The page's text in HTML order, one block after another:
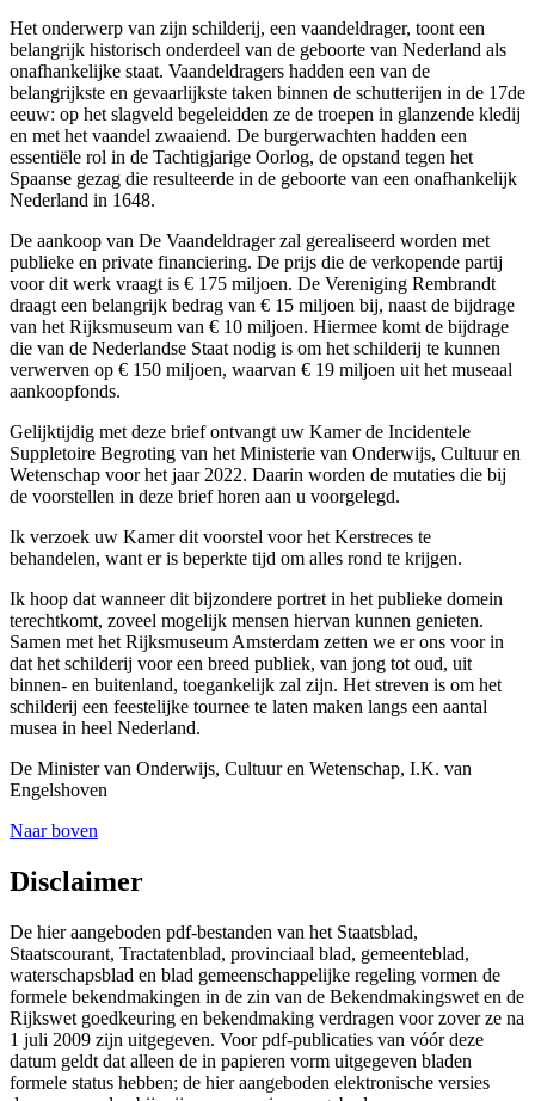
Het onderwerp van zijn schilderij, een vaandeldrager, toont een
belangrijk historisch onderdeel van de geboorte van Nederland als
onafhankelijke staat. Vaandeldragers hadden een van de
belangrijkste en gevaarlijkste taken binnen de schutterijen in de 17de
eeuw: op het slagveld begeleidden ze de troepen in glanzende kledij
en met het vaandel zwaaiend. De burgerwachten hadden een
essentiële rol in de Tachtigjarige Oorlog, de opstand tegen het
Spaanse gezag die resulteerde in de geboorte van een onafhankelijk
Nederland in 1648.
De aankoop van De Vaandeldrager zal gerealiseerd worden met
publieke en private financiering. De prijs die de verkopende partij
voor dit werk vraagt is € 175 miljoen. De Vereniging Rembrandt
draagt een belangrijk bedrag van € 15 miljoen bij, naast de bijdrage
van het Rijksmuseum van € 10 miljoen. Hiermee komt de bijdrage
die van de Nederlandse Staat nodig is om het schilderij te kunnen
verwerven op € 150 miljoen, waarvan € 19 miljoen uit het museaal
aankoopfonds.
Gelijktijdig met deze brief ontvangt uw Kamer de Incidentele
Suppletoire Begroting van het Ministerie van Onderwijs, Cultuur en
Wetenschap voor het jaar 2022. Daarin worden de mutaties die bij
de voorstellen in deze brief horen aan u voorgelegd.
Ik verzoek uw Kamer dit voorstel voor het Kerstreces te
behandelen, want er is beperkte tijd om alles rond te krijgen.
Ik hoop dat wanneer dit bijzondere portret in het publieke domein
terechtkomt, zoveel mogelijk mensen hiervan kunnen genieten.
Samen met het Rijksmuseum Amsterdam zetten we er ons voor in
dat het schilderij voor een breed publiek, van jong tot oud, uit
binnen- en buitenland, toegankelijk zal zijn. Het streven is om het
schilderij een feestelijke tournee te laten maken langs een aantal
musea in heel Nederland.
De Minister van Onderwijs, Cultuur en Wetenschap, I.K. van
Engelshoven
Naar boven
Disclaimer
De hier aangeboden pdf-bestanden van het Staatsblad,
Staatscourant, Tractatenblad, provinciaal blad, gemeenteblad,
waterschapsblad en blad gemeenschappelijke regeling vormen de
formele bekendmakingen in de zin van de Bekendmakingswet en de
Rijkswet goedkeuring en bekendmaking verdragen voor zover ze na
1 juli 2009 zijn uitgegeven. Voor pdf-publicaties van vóór deze
datum geldt dat alleen de in papieren vorm uitgegeven bladen
formele status hebben; de hier aangeboden elektronische versies